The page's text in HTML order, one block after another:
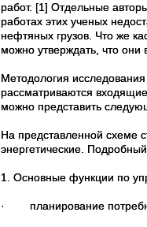
работ. [1] Отдельные
работах этих ученых
нефтяных грузов. Что же
можно утверждать, что они
Методология
рассматриваются
можно представить
На представленной схеме
энергетические.
1. Основные функции по
· планирование